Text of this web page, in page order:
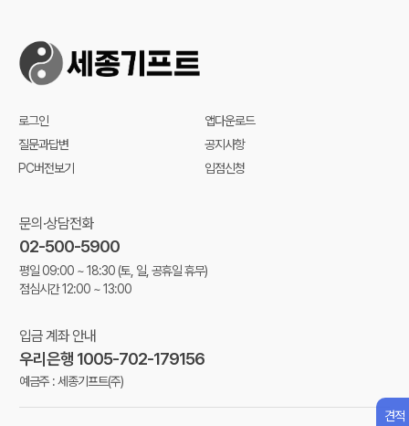
로그인
앱다운로드
질문과답변
공지사항
PC버전보기
입점신청
문의·상담전화
02-500-5900
평일 09:00 ~ 18:30(토, 일, 공휴일 휴무)
점심시간 12:00 ~ 13:00
입금 계좌 안내
우리은행 1005-702-179156
예금주 : 세종기프트(주)
견적